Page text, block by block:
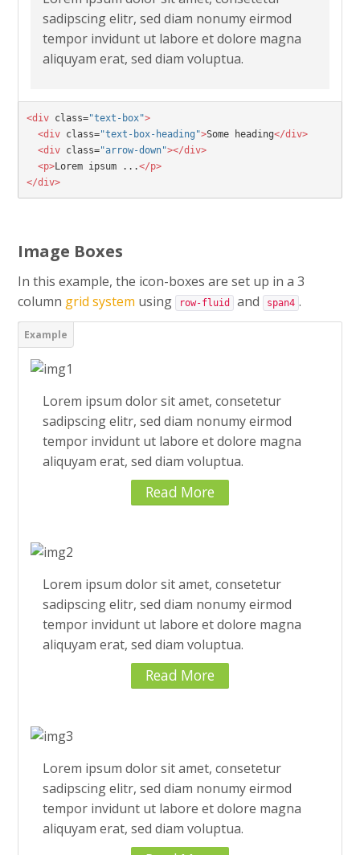
sadipscing elitr, sed diam nonumy eirmod
tempor invidunt ut labore et dolore magna
aliquyam erat, sed diam voluptua.
<div class="text-box">
  <div
class="text-box-heading">Some heading</div>
  <div
class="arrow-down"></div>
  <p>
Lorem ipsum ...</p>
</div>
Image Boxes
In this example, the icon-boxes are set up in a 3
column grid system using row-fluid and span4 .
Lorem ipsum dolor sit amet, consetetur
sadipscing elitr, sed diam nonumy eirmod
tempor invidunt ut labore et dolore magna
aliquyam erat, sed diam voluptua.
Read More
Lorem ipsum dolor sit amet, consetetur
sadipscing elitr, sed diam nonumy eirmod
tempor invidunt ut labore et dolore magna
aliquyam erat, sed diam voluptua.
Read More
Lorem ipsum dolor sit amet, consetetur
sadipscing elitr, sed diam nonumy eirmod
tempor invidunt ut labore et dolore magna
aliquyam erat, sed diam voluptua.